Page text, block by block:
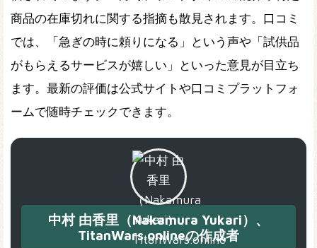
商品の在庫切れに関する指摘も散見されます。口コミ
では、「急ぎの時に頼りになる」という声や「試供品
がもらえるサービスが嬉しい」といった意見が目立ち
ます。最新の評価は公式サイトや口コミプラットフォ
ームで随時チェックできます。
中村 由香里（Nakamura Yukari）、
TitanWars.onlineの作成者